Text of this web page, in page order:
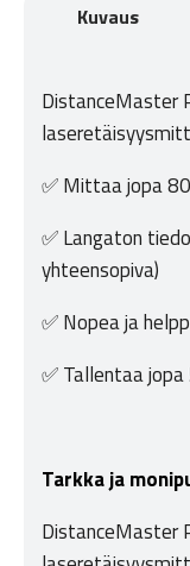
Kuvaus
DistanceMaster
✅ Mittaa jopa
✅ Langaton
yhteensopiva)
✅ Nopea ja
✅ Tallentaa
Tarkka ja
DistanceMaster